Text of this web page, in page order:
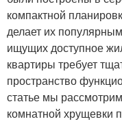
компактной
делает их
ищущих доступное
квартиры требует
пространство
статье мы
комнатной хрущевки